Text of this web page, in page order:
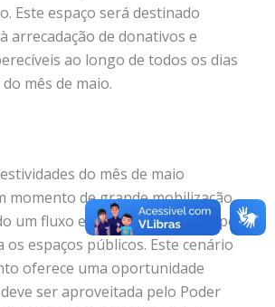
Este espaço será destinado
arrecadação de donativos e
ao longo de todos os dias
mês de maio.
do mês de maio
momento de grande mobilização
um fluxo expressivo de munícipes
espaços públicos. Este cenário
oferece uma oportunidade
ser aproveitada pelo Poder